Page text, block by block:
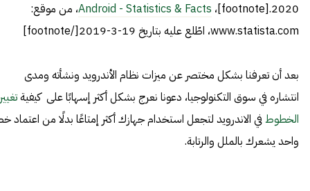
2020.[footnote]،
Android - Statistics & Facts، من موقع:
www.statista.com، اطّلع عليه بتاريخ 19-3-2019[/footnote]
بعد أن تعرفنا بشكل مختصر عن ميزات نظام الأندرويد ونشأته ومدى
انتشاره في سوق التكنولوجيا، دعونا نعرج بشكل أكثر إسهابًا على كيفية تغيير
الخطوطفي الاندرويد لتجعل استخدام جهازك أكثر إمتاعًا بدلًا من اعتماد
واحد يشعرك بالملل والرتابة.